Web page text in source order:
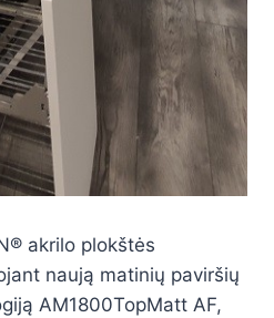
akrilo plokštės
naują matinių paviršių
AM1800TopMatt AF,